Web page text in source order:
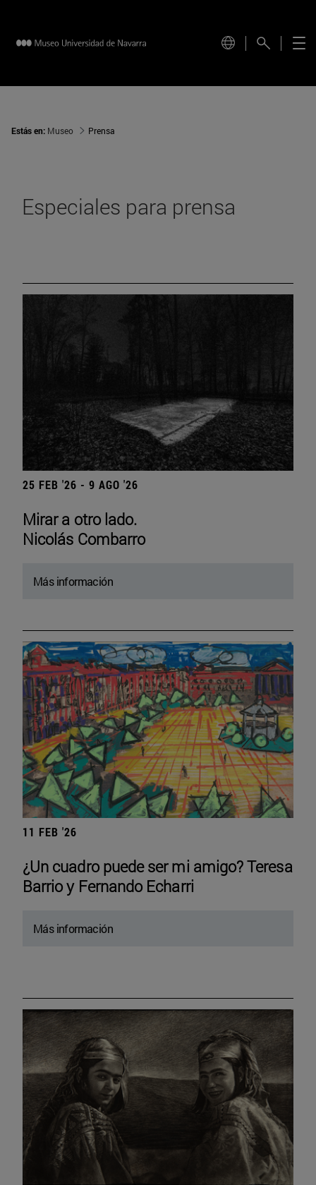
Estás en: Museo Prensa
Especiales para prensa
25 FEB '26 - 9 AGO '26
Mirar a otro lado.
Nicolás Combarro
Más información
11 FEB '26
¿Un cuadro puede ser mi amigo? Teresa
Barrio y Fernando Echarri
Más información